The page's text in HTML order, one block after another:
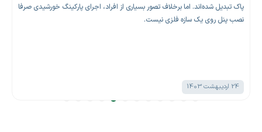
پاک تبدیل شده‌اند. اما برخلاف تصور بسیاری از افراد، اجرای پارکینگ خورشیدی صرفا
نصب پنل روی یک سازه فلزی نیست.
24 اردیبهشت 1403